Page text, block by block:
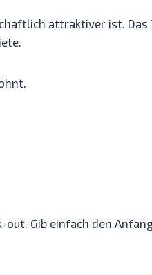
attraktiver ist. Das
out. Gib einfach den